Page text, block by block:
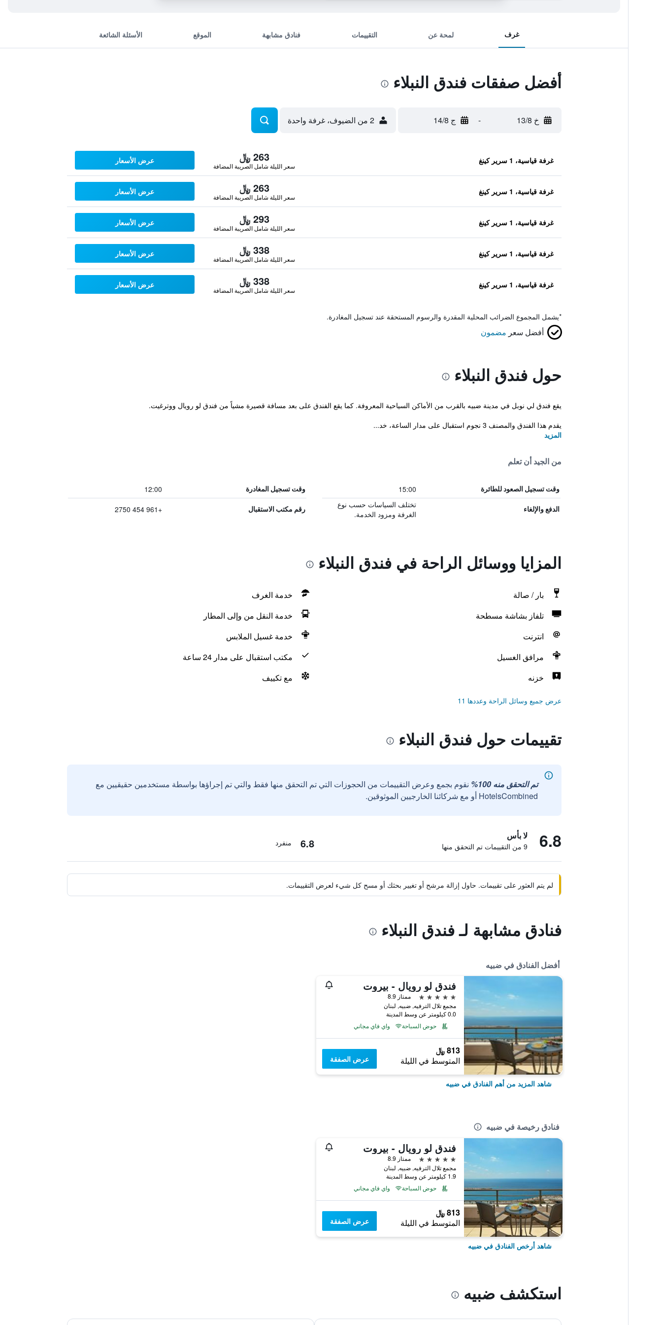
غرف لمحة عن التقييمات فنادق مشابهة الموقع الأسئلة الشائعة
أفضل صفقات فندق النبلاء
خ 13/8 - ج 14/8 2 من الضيوف، غرفة واحدة
غرفة قياسية، 1 سرير كينغ 263 ﷼
سعر الليلة شامل الصريبة المضافة
عرض الأسعار
غرفة قياسية، 1 سرير كينغ 263 ﷼
سعر الليلة شامل الصريبة المضافة
عرض الأسعار
غرفة قياسية، 1 سرير كينغ 293 ﷼
سعر الليلة شامل الصريبة المضافة
عرض الأسعار
غرفة قياسية، 1 سرير كينغ 338 ﷼
سعر الليلة شامل الصريبة المضافة
عرض الأسعار
غرفة قياسية، 1 سرير كينغ 338 ﷼
سعر الليلة شامل الصريبة المضافة
عرض الأسعار
*يشمل المجموع الضرائب المحلية المقدرة والرسوم المستحقة عند تسجيل المغادرة.
أفضل سعر مضمون
حول فندق النبلاء
يقع فندق لي نوبل في مدينة ضبيه بالقرب من الأماكن السياحية المعروفة. كما يقع الفندق على بعد مسافة قصيرة مشياً من فندق لو رويال ووترغيت.
يقدم هذا الفندق والمصنف 3 نجوم استقبال على مدار الساعة، خد...
المزيد
من الجيد أن تعلم
وقت تسجيل الصعود للطائرة 15:00 وقت تسجيل المغادرة 12:00
الدفع والإلغاء
تختلف السياسات حسب نوع
الغرفة ومزود الخدمة.
رقم مكتب الاستقبال +961 454 2750
المزايا ووسائل الراحة في فندق النبلاء
بار / صالة
خدمة الغرف
تلفاز بشاشة مسطحة
خدمة النقل من وإلى المطار
انترنت
خدمة غسيل الملابس
مرافق الغسيل
مكتب استقبال على مدار 24 ساعة
خزنه
مع تكييف
عرض جميع وسائل الراحة وعددها 11
تقييمات حول فندق النبلاء
تم التحقق منه 100%
نقوم بجمع وعرض التقييمات من الحجوزات التي تم التحقق منها فقط والتي تم إجراؤها بواسطة مستخدمين حقيقيين مع
HotelsCombined أو مع شركائنا الخارجيين الموثوقين.
6.8 لا بأس
9 من التقييمات تم التحقق منها 6.8 منفرد
لم يتم العثور على تقييمات. حاول إزالة مرشح أو تغيير بحثك أو مسح كل شيء لعرض التقييمات.
فنادق مشابهة لـ فندق النبلاء
أفضل الفنادق في ضبيه
فندق لو رويال - بيروت
5 نجوم
ممتاز 8.9
مجمع تلال الترفيه, ضبيه, لبنان
0.0 كيلومتر عن وسط المدينة
حوض السباحة
واي فاي مجاني
813 ﷼
المتوسط في الليلة عرض الصفقة
شاهد المزيد من أهم الفنادق في ضبيه
فنادق رخيصة في ضبيه
فندق لو رويال - بيروت
5 نجوم
ممتاز 8.9
مجمع تلال الترفيه, ضبيه, لبنان
1.9 كيلومتر عن وسط المدينة
حوض السباحة
واي فاي مجاني
813 ﷼
المتوسط في الليلة عرض الصفقة
شاهد أرخص الفنادق في ضبيه
استكشف ضبيه